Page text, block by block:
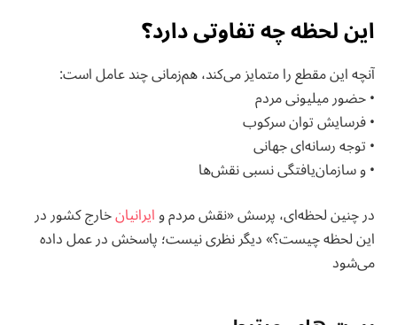
این لحظه چه تفاوتی دارد؟
آنچه این مقطع را متمایز می‌کند، هم‌زمانی چند عامل است:
• حضور میلیونی مردم
• فرسایش توان سرکوب
• توجه رسانه‌ای جهانی
• و سازمان‌یافتگی نسبی نقش‌ها
در چنین لحظه‌ای، پرسش «نقش مردم وایرانیانخارج کشور در
این لحظه چیست؟» دیگر نظری نیست؛ پاسخش در عمل داده
می‌شود